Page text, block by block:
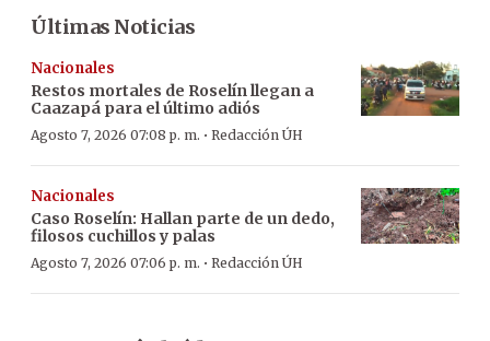
Últimas Noticias
Nacionales
Restos mortales de Roselín llegan a
Caazapá para el último adiós
Agosto 7, 2026 07:08 p. m. · Redacción ÚH
Nacionales
Caso Roselín: Hallan parte de un dedo,
filosos cuchillos y palas
Agosto 7, 2026 07:06 p. m. · Redacción ÚH